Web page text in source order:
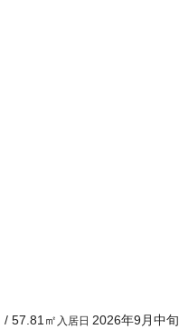
/ 57.81㎡ 入居日 2026年9月中旬